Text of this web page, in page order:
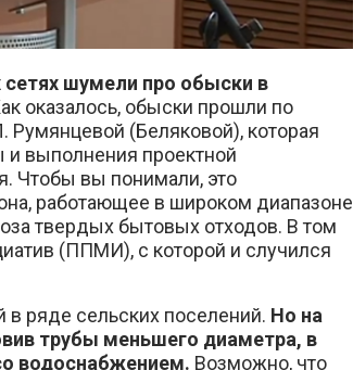
шумели про обыски в
оказалось, обыски прошли по
(Беляковой), которая
выполнения проектной
Чтобы вы понимали, это
работающее в широком диапазоне
твердых бытовых отходов. В том
(ППМИ), с которой и случился
ряде сельских поселений. Но на
трубы меньшего диаметра, в
водоснабжением. Возможно, что